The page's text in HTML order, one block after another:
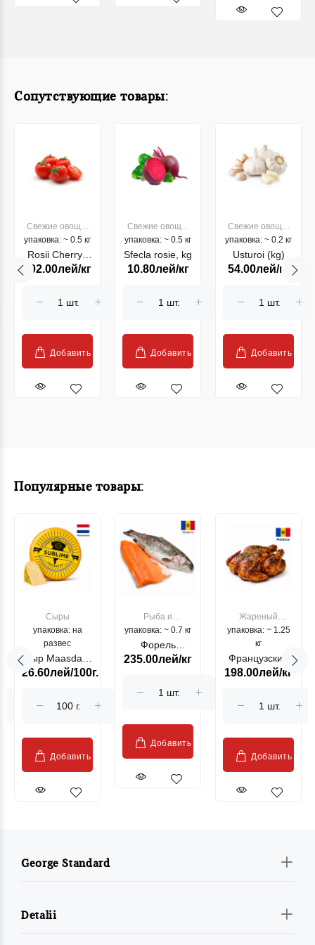
Сопутствующие товары:
Свежие овощи,
фрукты
упаковка: ~ 0.5 кг
Rosii Cherry ,
kg
102.00лей/кг
Добавить
Свежие овощи,
фрукты
упаковка: ~ 0.5 кг
Sfecla rosie, kg
10.80лей/кг
Добавить
Свежие овощи,
фрукты
упаковка: ~ 0.2 кг
Usturoi (kg)
54.00лей/кг
Добавить
Популярные товары:
Сыры
упаковка: на
развес
Сыр Maasdam
Sublime Cow
26.60лей/100г.
Добавить
Рыба и
морепродукты
упаковка: ~ 0.7 кг
Форель
лососевая
Moldovenesc"
235.00лей/кг
Добавить
Жареный
цыпленок
упаковка: ~ 1.25
кг
Французский
гриль, кг
198.00лей/кг
Добавить
George Standard
Detalii